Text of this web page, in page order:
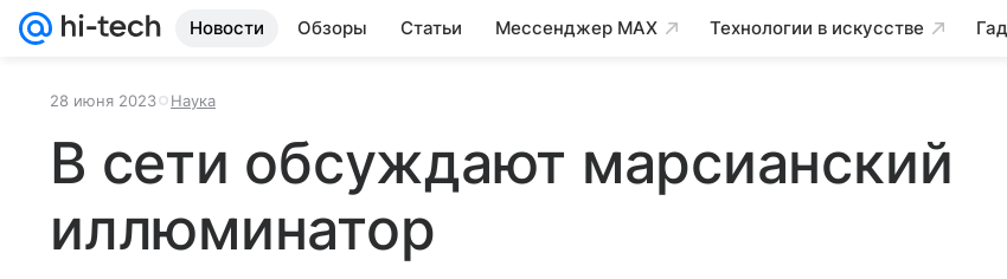
Новости Обзоры Статьи Мессенджер MAX Технологии в искусстве
28 июня 2023 Наука
В сети обсуждают марсианский
иллюминатор